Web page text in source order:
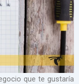
que te gustaría